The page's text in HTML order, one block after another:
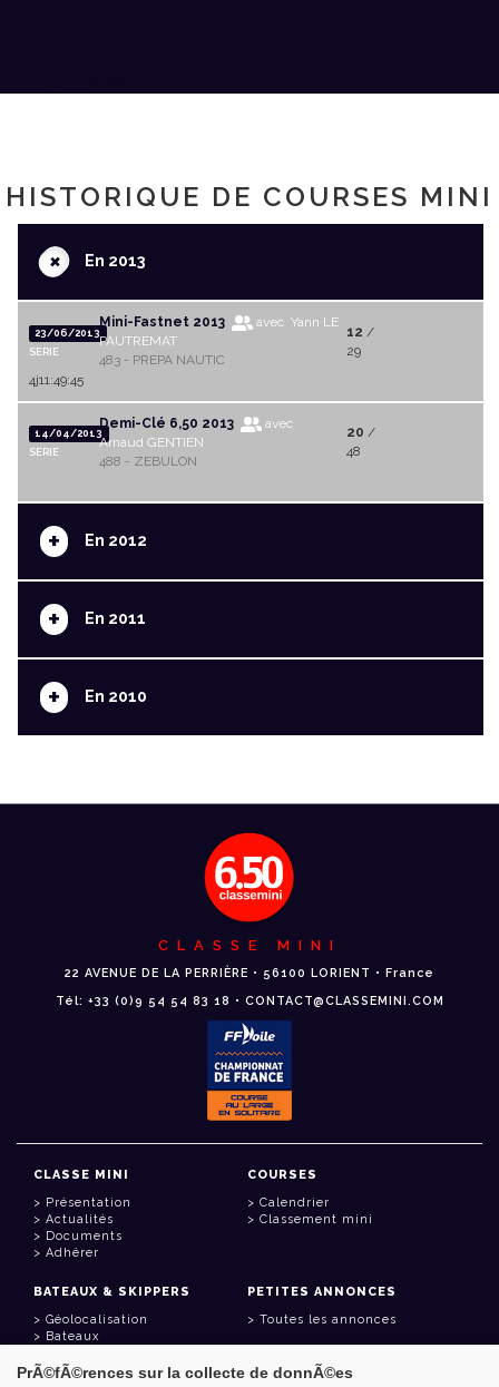
HISTORIQUE DE COURSES MINI
+En 2013
23/06/2013
SERIE
Mini-Fastnet 2013
avec Yann LE
PAUTREMAT
483 - PREPA NAUTIC
12 /
29
4j11:49:45
14/04/2013
SERIE
Demi-Clé 6,50 2013
avec
Arnaud GENTIEN
488 - ZEBULON
20 /
48
+ En 2012
+ En 2011
+ En 2010
CLASSE MINI
22 AVENUE DE LA PERRIÈRE • 56100 LORIENT • France
Tél: +33 (0)9 54 54 83 18 • CONTACT@CLASSEMINI.COM
CLASSE MINI
Présentation
Actualités
Documents
Adhérer
COURSES
Calendrier
Classement mini
BATEAUX & SKIPPERS
Géolocalisation
Bateaux
PETITES ANNONCES
Toutes les annonces
PrÃ©fÃ©rences sur la collecte de donnÃ©es